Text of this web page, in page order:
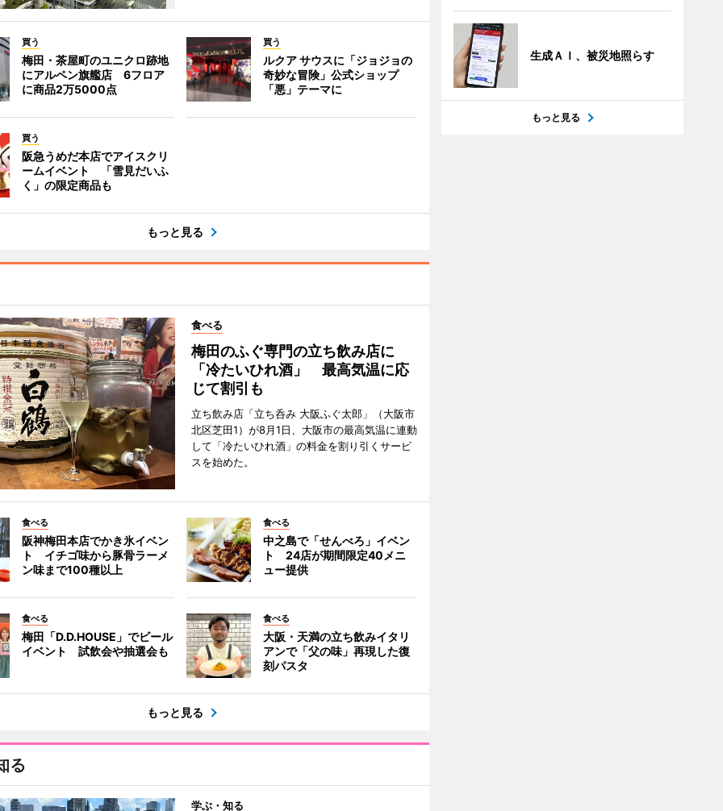
買う
梅田・茶屋町のユニクロ跡地
にアルペン旗艦店 6フロア
に商品2万5000点
買う
ルクア サウスに「ジョジョの
奇妙な冒険」公式ショップ
「悪」テーマに
買う
阪急うめだ本店でアイスクリ
ームイベント 「雪見だいふ
く」の限定商品も
もっと見る
食べる
梅田のふぐ専門の立ち飲み店に
「冷たいひれ酒」 最高気温に応
じて割引も
立ち飲み店「立ち呑み 大阪ふぐ太郎」（大阪市
北区芝田1）が8月1日、大阪市の最高気温に連動
して「冷たいひれ酒」の料金を割り引くサービ
スを始めた。
食べる
阪神梅田本店でかき氷イベン
ト イチゴ味から豚骨ラーメ
ン味まで100種以上
食べる
中之島で「せんべろ」イベン
ト 24店が期間限定40メニ
ュー提供
食べる
梅田「D.D.HOUSE」でビール
イベント 試飲会や抽選会も
食べる
大阪・天満の立ち飲みイタリ
アンで「父の味」再現した復
刻パスタ
もっと見る
る
学ぶ・知る
生成ＡＩ、被災地照らす
もっと見る